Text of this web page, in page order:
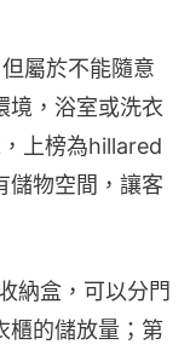
屬於不能隨意
境，浴室或洗衣
上榜為hillared
儲物空間，讓客
納盒，可以分門
櫃的儲放量；第